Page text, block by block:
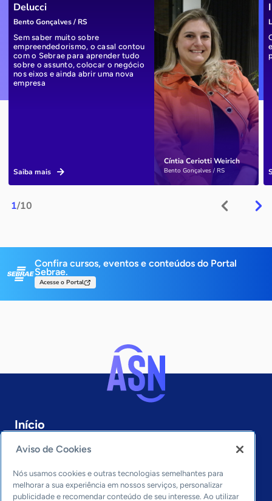
1/10
Cíntia Ceriotti Weirich
Bento Gonçalves / RS
Delucci
Bento Gonçalves / RS
Sem saber muito sobre
empreendedorismo, o casal contou
com o Sebrae para aprender tudo
sobre o assunto, colocar o negócio
nos eixos e ainda abrir uma nova
empresa
Saiba mais
Confira cursos, eventos e conteúdos do Portal
Sebrae.
Acesse o Portal
Início
Sobre a ASN
Últimas notícias
Entre em contato
Editorias
Aviso de Cookies
Nós usamos cookies e outras tecnologias semelhantes para
melhorar a sua experiência em nossos serviços, personalizar
publicidade e recomendar conteúdo de seu interesse. Ao utilizar